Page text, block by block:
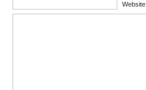
Website